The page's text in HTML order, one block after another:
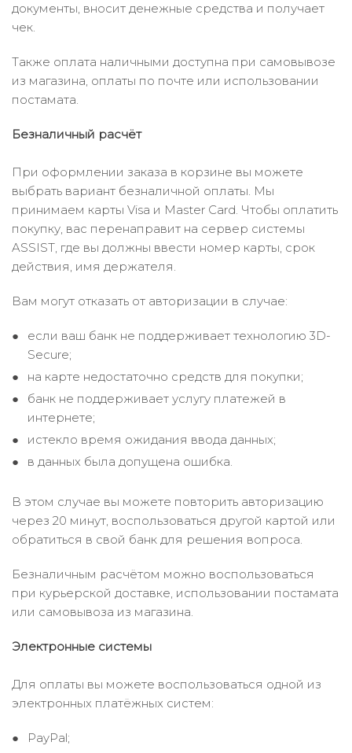
документы, вносит денежные средства и получает
чек.
Также оплата наличными доступна при самовывозе
из магазина, оплаты по почте или использовании
постамата.
Безналичный расчёт
При оформлении заказа в корзине вы можете
выбрать вариант безналичной оплаты. Мы
принимаем карты Visa и Master Card. Чтобы оплатить
покупку, вас перенаправит на сервер системы
ASSIST, где вы должны ввести номер карты, срок
действия, имя держателя.
Вам могут отказать от авторизации в случае:
если ваш банк не поддерживает технологию 3D-
Secure;
на карте недостаточно средств для покупки;
банк не поддерживает услугу платежей в
интернете;
истекло время ожидания ввода данных;
в данных была допущена ошибка.
В этом случае вы можете повторить авторизацию
через 20 минут, воспользоваться другой картой или
обратиться в свой банк для решения вопроса.
Безналичным расчётом можно воспользоваться
при курьерской доставке, использовании постамата
или самовывоза из магазина.
Электронные системы
Для оплаты вы можете воспользоваться одной из
электронных платёжных систем:
PayPal;